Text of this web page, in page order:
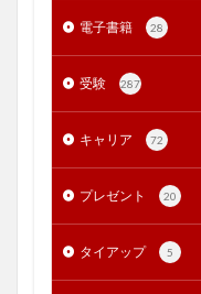
電子書籍 28
受験 287
キャリア 72
プレゼント 20
タイアップ 5